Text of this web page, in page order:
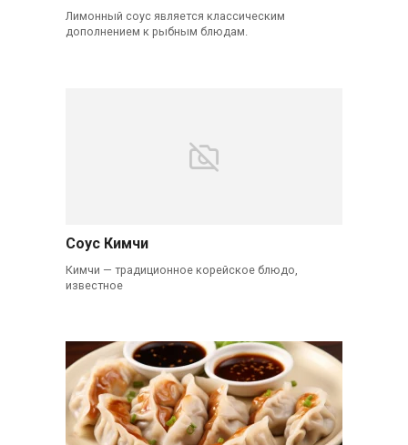
Лимонный соус является классическим
дополнением к рыбным блюдам.
Соус Кимчи
Кимчи — традиционное корейское блюдо,
известное